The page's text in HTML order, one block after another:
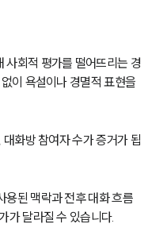
사회적 평가를 떨어뜨리는 경
이 욕설이나 경멸적 표현을
화방 참여자 수가 증거가 됩
용된 맥락과 전후 대화 흐름
가 달라질 수 있습니다.